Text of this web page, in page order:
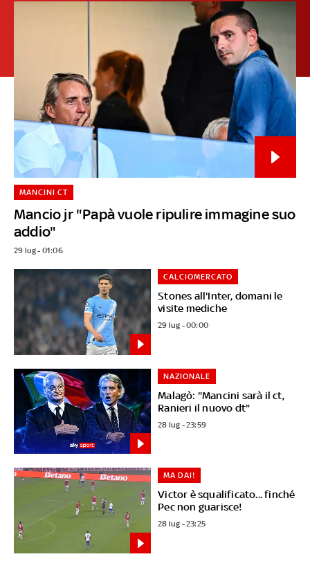
Mancio jr "Papà vuole ripulire immagine suo
addio"
MANCINI CT
29 lug - 01:06
Stones all'Inter, domani le
visite mediche
CALCIOMERCATO
29 lug - 00:00
Malagò: "Mancini sarà il ct,
Ranieri il nuovo dt"
NAZIONALE
28 lug - 23:59
Victor è squalificato... finché
Pec non guarisce!
MA DAI!
28 lug - 23:25